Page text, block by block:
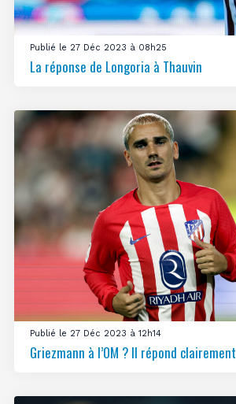
Publié le 27 Déc 2023 à 08h25
La réponse de Longoria à Thauvin
Publié le 27 Déc 2023 à 12h14
Griezmann à l’OM ? Il répond clairement